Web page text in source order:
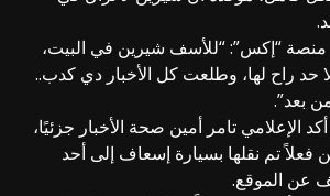
منصة “إكس”: “للأسف شيرين في البيت،
حد راح لها، وطلعت كل الأخبار دي كدب..
بعد”.
الإعلامي تامر أمين صحة الأخبار جزئيًا،
فعلاً تم نقلها بسيارة إسعاف إلى أحد
عن الموقع.